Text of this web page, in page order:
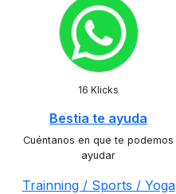
16 Klicks
Bestia te ayuda
Cuéntanos en que te podemos
ayudar
Trainning / Sports / Yoga